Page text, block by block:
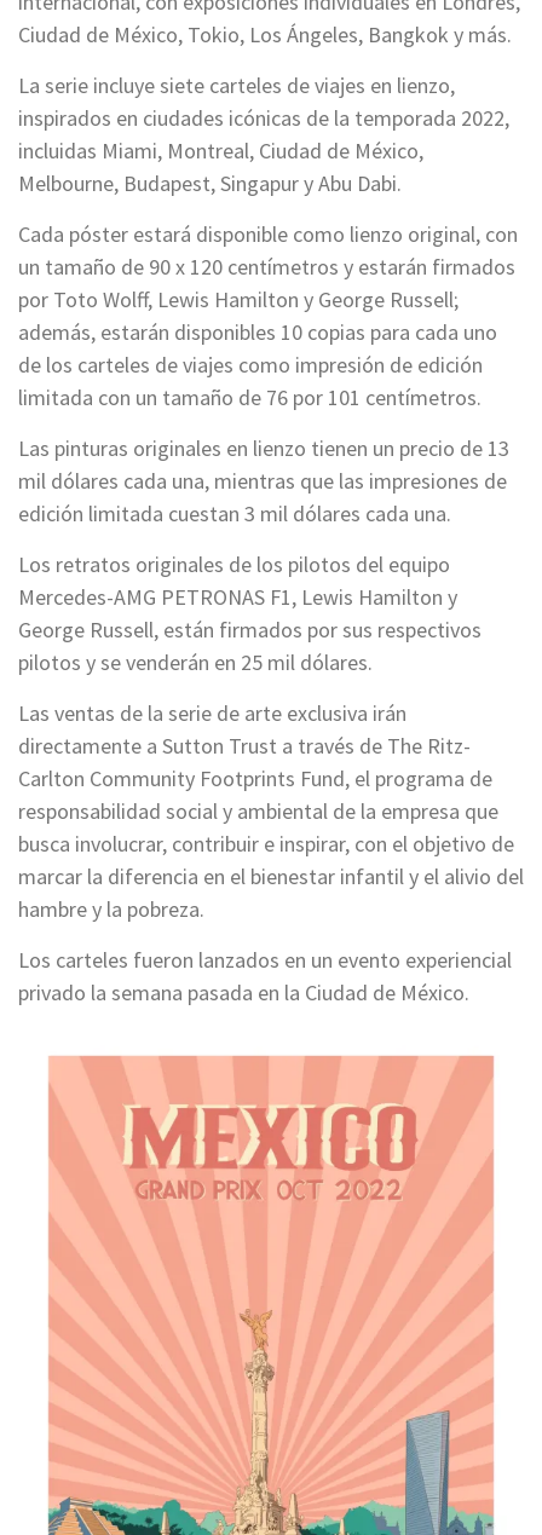
Ciudad de México, Tokio, Los Ángeles, Bangkok y más.
La serie incluye siete carteles de viajes en lienzo,
inspirados en ciudades icónicas de la temporada 2022,
incluidas Miami, Montreal, Ciudad de México,
Melbourne, Budapest, Singapur y Abu Dabi.
Cada póster estará disponible como lienzo original, con
un tamaño de 90 x 120 centímetros y estarán firmados
por Toto Wolff, Lewis Hamilton y George Russell;
además, estarán disponibles 10 copias para cada uno
de los carteles de viajes como impresión de edición
limitada con un tamaño de 76 por 101 centímetros.
Las pinturas originales en lienzo tienen un precio de 13
mil dólares cada una, mientras que las impresiones de
edición limitada cuestan 3 mil dólares cada una.
Los retratos originales de los pilotos del equipo
Mercedes-AMG PETRONAS F1, Lewis Hamilton y
George Russell, están firmados por sus respectivos
pilotos y se venderán en 25 mil dólares.
Las ventas de la serie de arte exclusiva irán
directamente a Sutton Trust a través de The Ritz-
Carlton Community Footprints Fund, el programa de
responsabilidad social y ambiental de la empresa que
busca involucrar, contribuir e inspirar, con el objetivo de
marcar la diferencia en el bienestar infantil y el alivio del
hambre y la pobreza.
Los carteles fueron lanzados en un evento experiencial
privado la semana pasada en la Ciudad de México.